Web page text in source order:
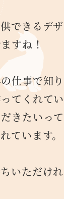
できるデザ
すね！
仕事で知
てくれて
きたいっ
ています。
いただけ